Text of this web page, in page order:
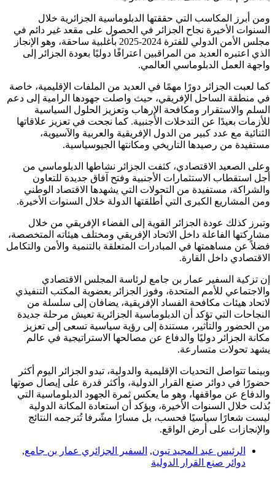
ومن أبرز المكاسب التي حققتها الدبلوماسية الجزائرية خلال
السنوات الأخيرة نجاح الجزائر في الحصول على مقعد غير دائم في
مجلس الأمن الدولي للفترة 2024-2025 بأغلبية ساحقة، وهو الإنجاز
الذي اعتبره العديد من المراقبين اعترافًا دوليًا بعودة الجزائر إلى
واجهة العمل الدبلوماسي العالمي.
كما لعبت الجزائر دورًا مهمًا في العديد من الملفات الإقليمية، خاصة
في منطقة الساحل الإفريقي، حيث واصلت جهودها الرامية إلى دعم
السلم والاستقرار ومكافحة الإرهاب وتعزيز الحلول السياسية
للأزمات بعيدًا عن التدخلات الأجنبية. كما نجحت في تعزيز علاقاتها
الثنائية مع عدد كبير من الدول الإفريقية والعربية والآسيوية،
مستفيدة من رصيدها التاريخي ومكانتها الجيوسياسية.
وعلى الصعيد الاقتصادي، كثفت الجزائر نشاطها الدبلوماسي من
أجل استقطاب الاستثمارات الأجنبية وفتح آفاق جديدة للتعاون
والشراكة، مستفيدة من التحولات التي يشهدها الاقتصاد الوطني
ومن المشاريع الكبرى التي أطلقتها الدولة خلال السنوات الأخيرة.
وتبرز كذلك عودة الجزائر القوية إلى الفضاء الإفريقي من خلال
مشاركتها الفاعلة داخل الاتحاد الإفريقي ومختلف هيئاته المتخصصة،
فضلاً عن مساهمتها في المبادرات المتعلقة بالتنمية والأمن والتكامل
الاقتصادي داخل القارة.
إن تزكية السفير عمار بن جامع لرئاسة المجلس الاقتصادي
والاجتماعي للأمم المتحدة، وفوز الجزائر بعضوية المكتب التنفيذي
لاتحاد هيئات مكافحة الفساد الإفريقية، يضافان إلى سلسلة من
النجاحات التي تؤكد أن الدبلوماسية الجزائرية تعيش مرحلة جديدة
من الحضور والتأثير، مستندة إلى رؤية سياسية تسعى إلى تعزيز
مكانة الجزائر دوليًا والدفاع عن مصالحها الاستراتيجية في عالم
يشهد تحولات متسارعة.
وبينما تتواصل التحديات الإقليمية والدولية، تبدو الجزائر اليوم أكثر
حضورًا في دوائر صنع القرار الدولية، وأكثر قدرة على إيصال صوتها
والدفاع عن مواقفها، وهو ما يعكس ثمرة الجهود الدبلوماسية التي
بُذلت خلال السنوات الأخيرة، ويؤكد أن استعادة المكانة الدولية
ليست شعارًا سياسيًا فحسب، بل مسارًا مشّرفا تُترجمه النتائج
والإنجازات على أرض الواقع.
الرئيس عبد المجيد تبون, السفير الجزائري عمار بن جامع,
دوائر صنع القرار الدولية